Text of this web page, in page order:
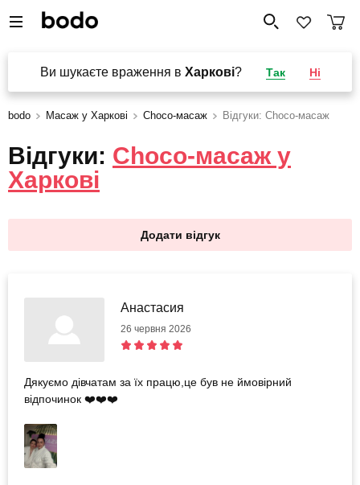
Ви шукаєте враження в Харкові? Так Ні
bodo Масаж у Харкові Choco-масаж Відгуки: Choco-масаж
Відгуки: Choco-масаж у
Харкові
Додати відгук
Анастасия
26 червня 2026
Дякуємо дівчатам за їх працю,це був не ймовірний
відпочинок ❤️❤️❤️